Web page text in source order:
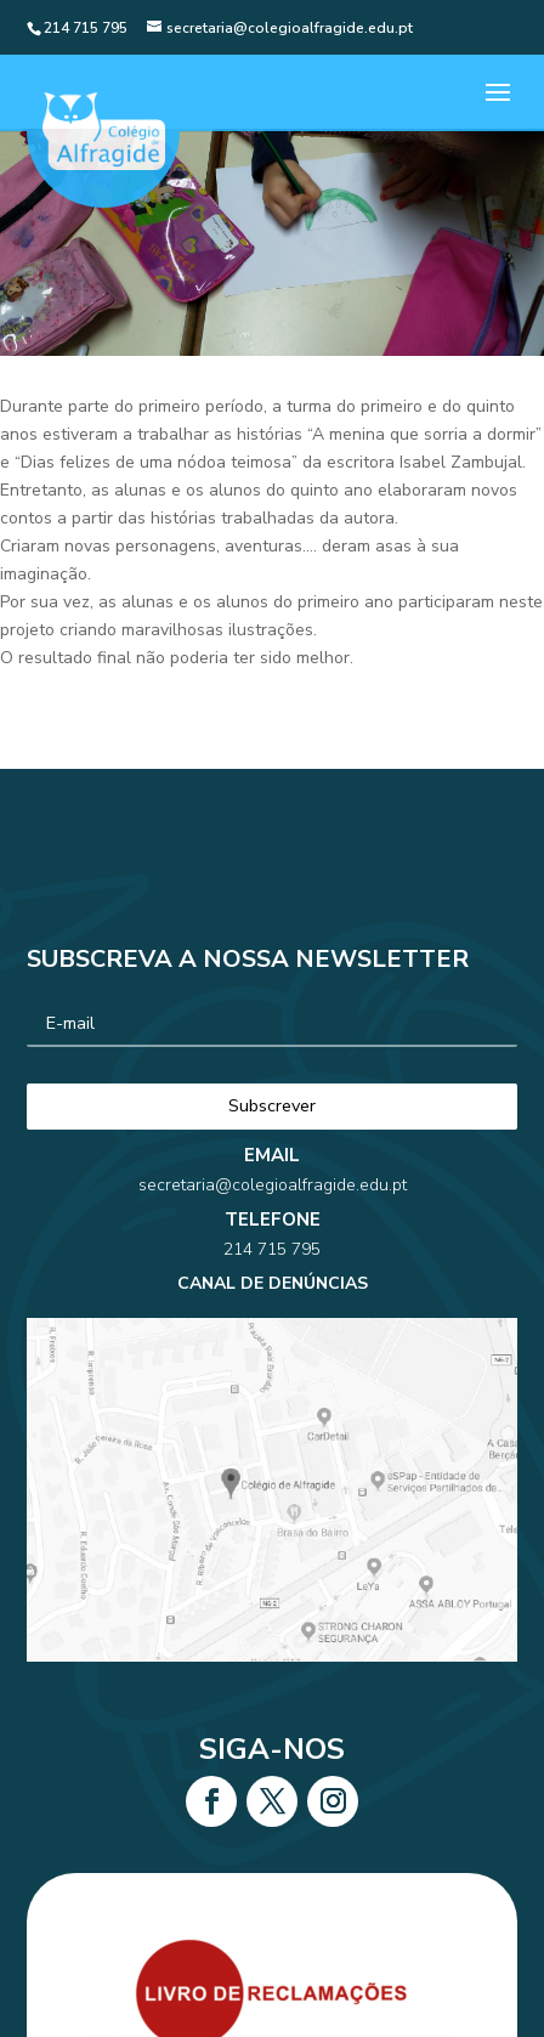
214 715 795 secretaria@colegioalfragide.edu.pt
Durante parte do primeiro período, a turma do primeiro e do quinto
anos estiveram a trabalhar as histórias “A menina que sorria a dormir”
e “Dias felizes de uma nódoa teimosa” da escritora Isabel Zambujal.
Entretanto, as alunas e os alunos do quinto ano elaboraram novos
contos a partir das histórias trabalhadas da autora.
Criaram novas personagens, aventuras…. deram asas à sua
imaginação.
Por sua vez, as alunas e os alunos do primeiro ano participaram neste
projeto criando maravilhosas ilustrações.
O resultado final não poderia ter sido melhor.
SUBSCREVA A NOSSA NEWSLETTER
EMAIL
secretaria@colegioalfragide.edu.pt
TELEFONE
214 715 795
CANAL DE DENÚNCIAS
SIGA-NOS